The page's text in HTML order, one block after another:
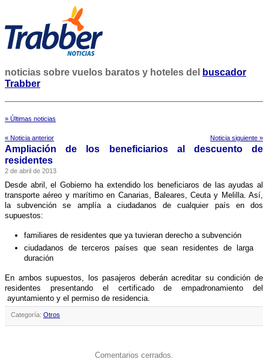
noticias sobre vuelos baratos y hoteles del
buscador
Trabber
» Últimas noticias
« Noticia anterior Noticia siguiente »
Ampliación de los beneficiarios al descuento de
residentes
2 de abril de 2013
Desde abril, el Gobierno ha extendido los beneficiaros de las ayudas al
transporte aéreo y marí­timo en Canarias, Baleares, Ceuta y Melilla. Así­,
la subvención se amplí­a a ciudadanos de cualquier paí­s en dos
supuestos:
familiares de residentes que ya tuvieran derecho a subvención
ciudadanos de terceros paí­ses que sean residentes de larga
duración
En ambos supuestos, los pasajeros deberán acreditar su condición de
residentes presentando el certificado de empadronamiento del
ayuntamiento y el permiso de residencia.
Categoría: Otros
Comentarios cerrados.